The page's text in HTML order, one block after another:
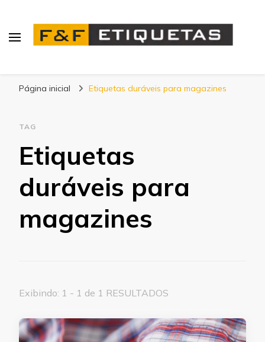
Página inicial Etiquetas duráveis para magazines
TAG
Etiquetas
duráveis para
magazines
Exibindo: 1 - 1 de 1 RESULTADOS